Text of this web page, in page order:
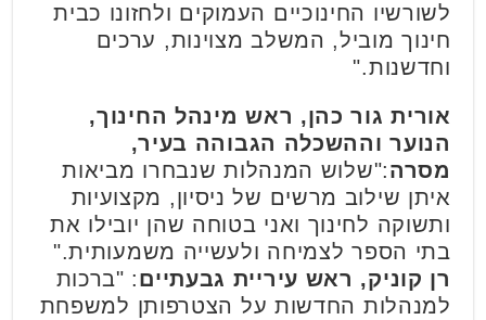
לשורשיו החינוכיים העמוקים ולחזונו כבית
חינוך מוביל, המשלב מצוינות, ערכים
וחדשנות."
אורית גור כהן, ראש מינהל החינוך,
הנוער וההשכלה הגבוהה בעיר,
מסרה:"שלוש המנהלות שנבחרו מביאות
איתן שילוב מרשים של ניסיון, מקצועיות
ותשוקה לחינוך ואני בטוחה שהן יובילו את
בתי הספר לצמיחה ולעשייה משמעותית."
רן קוניק, ראש עיריית גבעתיים: "ברכות
למנהלות החדשות על הצטרפותן למשפחת